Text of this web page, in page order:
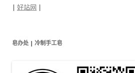
| 好站网 |
皂办处 | 冷制手工皂